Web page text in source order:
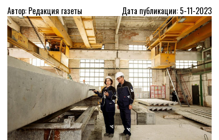
Автор: Редакция газеты Дата публикации: 5-11-2023